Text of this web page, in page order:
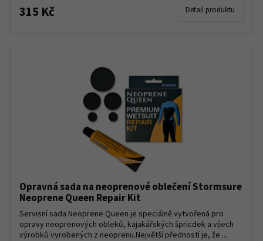
315 Kč Detail produktu
Opravná sada na neoprenové oblečení Stormsure
Neoprene Queen Repair Kit
Servisní sada Neoprene Queen je speciálně vytvořená pro
opravy neoprenových obleků, kajakářských špricdek a všech
výrobků vyrobených z neoprenu.Největší předností je, že ...